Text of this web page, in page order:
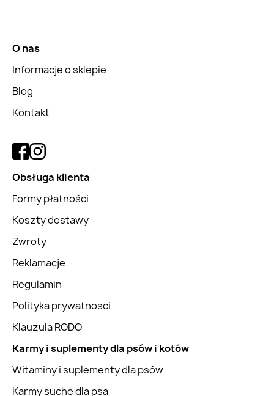
O nas
Informacje o sklepie
Blog
Kontakt
Obsługa klienta
Formy płatności
Koszty dostawy
Zwroty
Reklamacje
Regulamin
Polityka prywatnosci
Klauzula RODO
Karmy i suplementy dla psów i kotów
Witaminy i suplementy dla psów
Karmy suche dla psa